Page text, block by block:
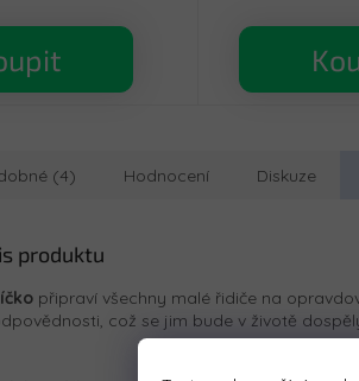
(4) Hodnocení Diskuze
produktu
připraví všechny malé řidiče na
což se jim bude v životě